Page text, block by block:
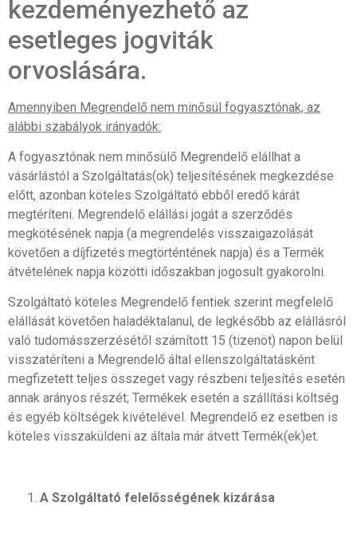
kezdeményezhető az
esetleges jogviták
orvoslására.
Amennyiben Megrendelő nem minősül fogyasztónak, az
alábbi szabályok irányadók:
A fogyasztónak nem minősülő Megrendelő elállhat a
vásárlástól a Szolgáltatás(ok) teljesítésének megkezdése
előtt, azonban köteles Szolgáltató ebből eredő kárát
megtéríteni. Megrendelő elállási jogát a szerződés
megkötésének napja (a megrendelés visszaigazolását
követően a díjfizetés megtörténtének napja) és a Termék
átvételének napja közötti időszakban jogosult gyakorolni.
Szolgáltató köteles Megrendelő fentiek szerint megfelelő
elállását követően haladéktalanul, de legkésőbb az elállásról
való tudomásszerzésétől számított 15 (tizenöt) napon belül
visszatéríteni a Megrendelő által ellenszolgáltatásként
megfizetett teljes összeget vagy részbeni teljesítés esetén
annak arányos részét; Termékek esetén a szállítási költség
és egyéb költségek kivételével. Megrendelő ez esetben is
köteles visszaküldeni az általa már átvett Termék(ek)et.
A Szolgáltató felelősségének kizárása